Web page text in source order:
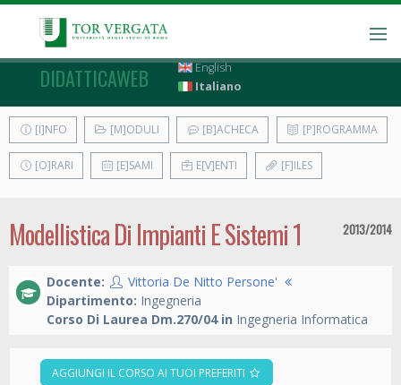
DIDATTICAWEB
English
Italiano
[I]NFO [M]ODULI [B]ACHECA [P]ROGRAMMA
[O]RARI [E]SAMI E[V]ENTI [F]ILES
Modellistica Di Impianti E Sistemi 1 2013/2014
Docente:
Vittoria De Nitto Persone'
Dipartimento: Ingegneria
Corso Di Laurea Dm.270/04 in Ingegneria Informatica
AGGIUNGI IL CORSO AI TUOI PREFERITI